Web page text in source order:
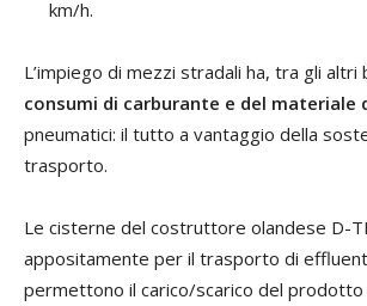
km/h.
L’impiego di mezzi stradali ha, tra gli altri
consumi di carburante e del materiale
pneumatici: il tutto a vantaggio della
trasporto.
Le cisterne del costruttore olandese D-
appositamente per il trasporto di
permettono il carico/scarico del prodotto